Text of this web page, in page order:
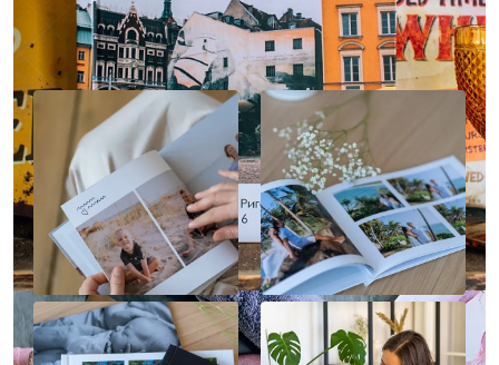
Наше портфолио